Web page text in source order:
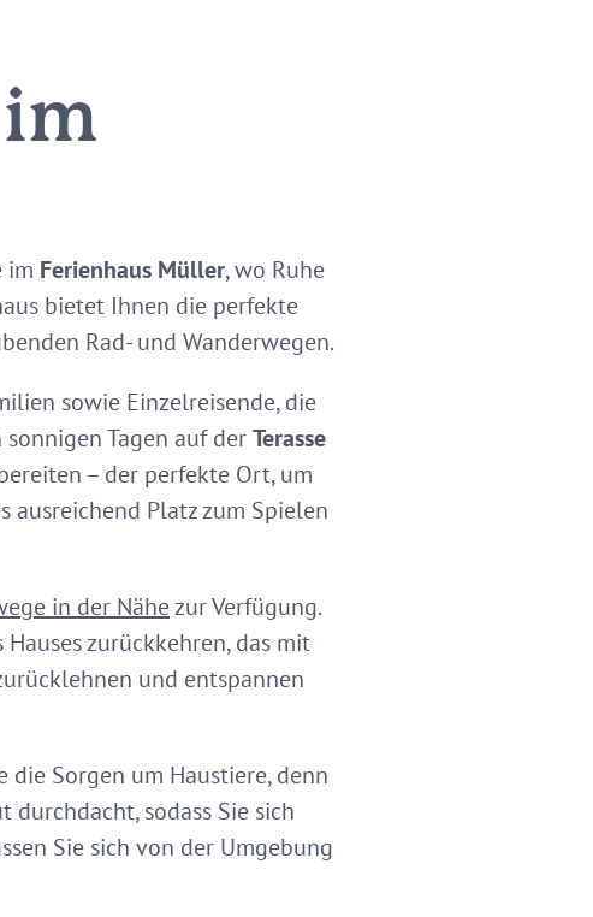
im Ferienhaus Müller, wo Ruhe
bietet Ihnen die perfekte
Rad- und Wanderwegen.
sowie Einzelreisende, die
Tagen auf derTerasse
– der perfekte Ort, um
ausreichend Platz zum Spielen
in der Nähezur Verfügung.
zurückkehren, das mit
und entspannen
die Sorgen um Haustiere, denn
durchdacht, sodass Sie sich
Sie sich von der Umgebung